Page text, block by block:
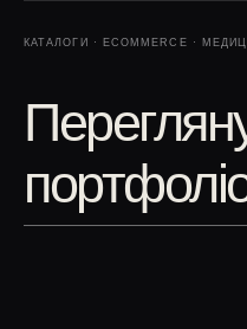
КАТАЛОГИ · ECOMMERCE ·